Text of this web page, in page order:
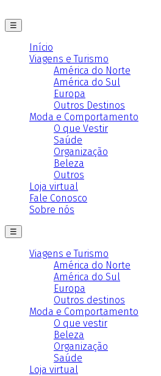
☰
Início
Viagens e Turismo
América do Norte
América do Sul
Europa
Outros Destinos
Moda e Comportamento
O que Vestir
Saúde
Organização
Beleza
Outros
Loja virtual
Fale Conosco
Sobre nós
☰
Viagens e Turismo
América do Norte
América do Sul
Europa
Outros destinos
Moda e Comportamento
O que vestir
Beleza
Organização
Saúde
Loja virtual